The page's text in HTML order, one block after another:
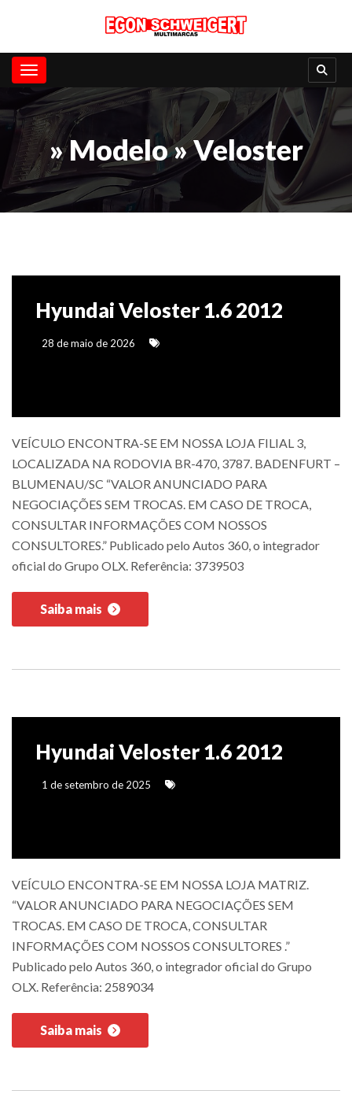
Toggle navigation
» Modelo » Veloster
Hyundai Veloster 1.6 2012
28 de maio de 2026
VEÍCULO ENCONTRA-SE EM NOSSA LOJA FILIAL 3,
LOCALIZADA NA RODOVIA BR-470, 3787. BADENFURT –
BLUMENAU/SC “VALOR ANUNCIADO PARA
NEGOCIAÇÕES SEM TROCAS. EM CASO DE TROCA,
CONSULTAR INFORMAÇÕES COM NOSSOS
CONSULTORES.” Publicado pelo Autos 360, o integrador
oficial do Grupo OLX. Referência: 3739503
Saiba mais
Hyundai Veloster 1.6 2012
1 de setembro de 2025
VEÍCULO ENCONTRA-SE EM NOSSA LOJA MATRIZ.
“VALOR ANUNCIADO PARA NEGOCIAÇÕES SEM
TROCAS. EM CASO DE TROCA, CONSULTAR
INFORMAÇÕES COM NOSSOS CONSULTORES .”
Publicado pelo Autos 360, o integrador oficial do Grupo
OLX. Referência: 2589034
Saiba mais